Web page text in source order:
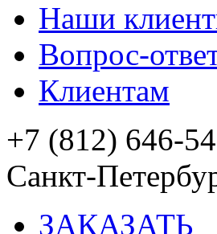
Наши
Вопрос-
Клиентам
+7 (812) 646-
Санкт-
ЗАКАЗАТЬ